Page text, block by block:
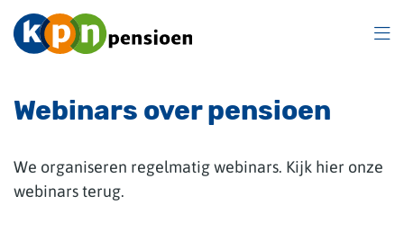
en
naar
inhoud
Webinars over pensioen
We organiseren regelmatig webinars. Kijk hier onze
webinars terug.